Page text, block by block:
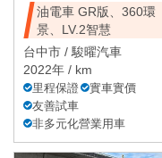
油電車 GR版、360環
景、LV.2智慧
台中市 / 駿曜汽車
2022年 / km
里程保證
實車實價
友善試車
非多元化營業用車